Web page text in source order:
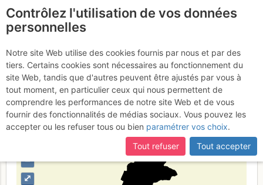
Provincia di Modena
Type de région limite administrative
⤢
–
Contrôlez l'utilisation de vos données
personnelles
Notre site Web utilise des cookies fournis par nous et par des
tiers. Certains cookies sont nécessaires au fonctionnement du
site Web, tandis que d'autres peuvent être ajustés par vous à
tout moment, en particulier ceux qui nous permettent de
comprendre les performances de notre site Web et de vous
fournir des fonctionnalités de médias sociaux. Vous pouvez les
accepter ou les refuser tous ou bien paramétrer vos choix.
Tout refuser
Tout accepter